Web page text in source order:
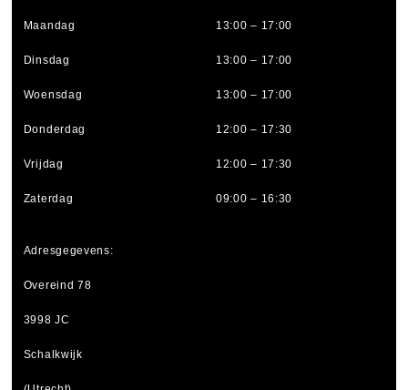
Maandag 13:00 – 17:00
Dinsdag 13:00 – 17:00
Woensdag 13:00 – 17:00
Donderdag 12:00 – 17:30
Vrijdag 12:00 – 17:30
Zaterdag 09:00 – 16:30
Adresgegevens:
Overeind 78
3998 JC
Schalkwijk